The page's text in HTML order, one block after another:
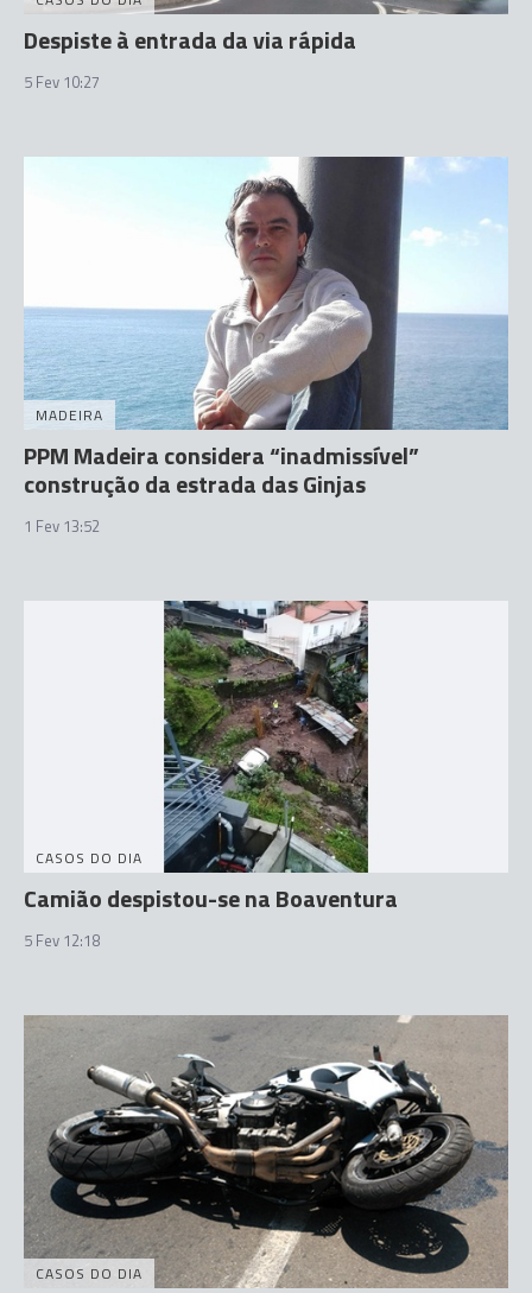
Despiste à entrada da via rápida
5 Fev 10:27
MADEIRA
PPM Madeira considera “inadmissível”
construção da estrada das Ginjas
1 Fev 13:52
CASOS DO DIA
Camião despistou-se na Boaventura
5 Fev 12:18
CASOS DO DIA